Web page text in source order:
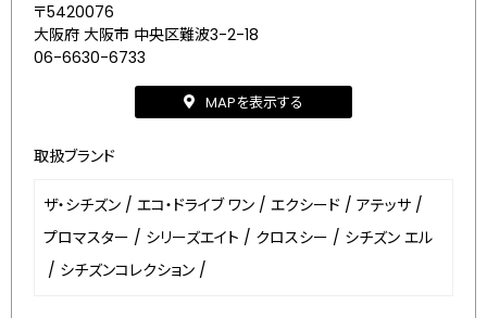
〒5420076
大阪府 大阪市 中央区難波3-2-18
06-6630-6733
MAPを表示する
取扱ブランド
ザ・シチズン / エコ・ドライブ ワン / エクシード / アテッサ /
プロマスター / シリーズエイト / クロスシー / シチズン エル
/ シチズンコレクション /